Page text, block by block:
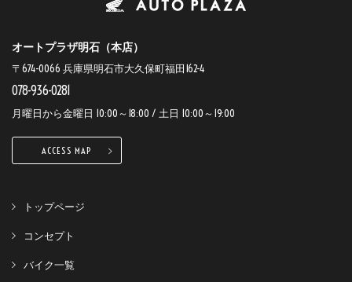
オートプラザ明石（本店）
〒674-0066 兵庫県明石市大久保町福田162-4
078-936-0281
月曜日から金曜日 10:00～18:00 / 土日 10:00～19:00
ACCESS MAP
トップページ
コンセプト
バイク一覧